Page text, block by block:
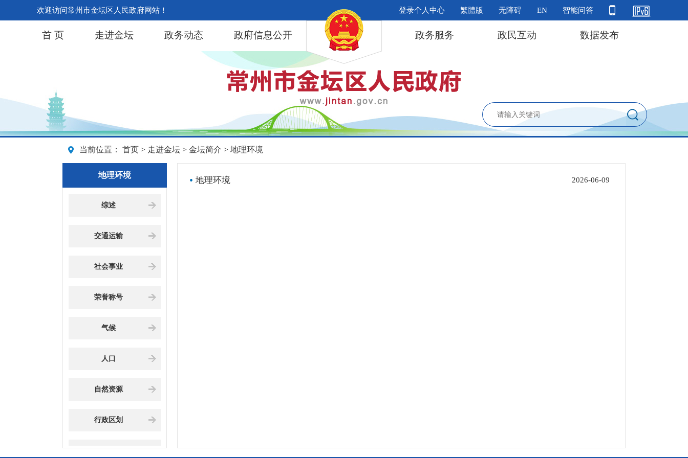
欢迎访问常州市金坛区人民政府网站！ 登录个人中心 繁體版 无障碍 EN 智能问答
首 页 走进金坛 政务动态 政府信息公开 政务服务 政民互动 数据发布
当前位置： 首页 > 走进金坛 > 金坛简介 > 地理环境
地理环境
综述
交通运输
社会事业
荣誉称号
气候
人口
自然资源
行政区划
地理环境
地理环境 2026-06-09